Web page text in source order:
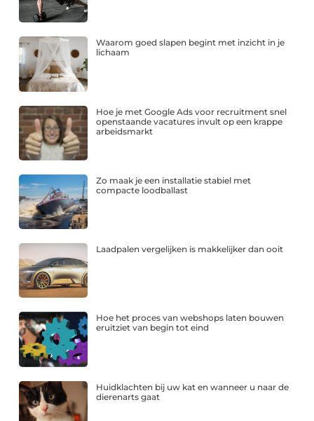
Waarom goed slapen begint met inzicht in je
lichaam
Hoe je met Google Ads voor recruitment snel
openstaande vacatures invult op een krappe
arbeidsmarkt
Zo maak je een installatie stabiel met
compacte loodballast
Laadpalen vergelijken is makkelijker dan ooit
Hoe het proces van webshops laten bouwen
eruitziet van begin tot eind
Huidklachten bij uw kat en wanneer u naar de
dierenarts gaat